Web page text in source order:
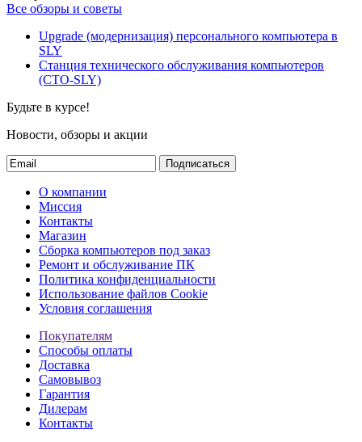
Все обзоры и советы
Upgrade (модернизация) персонального компьютера в
SLY
Станция технического обслуживания компьютеров
(СТО-SLY)
Будьте в курсе!
Новости, обзоры и акции
Подписаться
О компании
Миссия
Контакты
Магазин
Сборка компьютеров под заказ
Ремонт и обслуживание ПК
Политика конфиденциальности
Использование файлов Cookie
Условия соглашения
Покупателям
Способы оплаты
Доставка
Самовывоз
Гарантия
Дилерам
Контакты